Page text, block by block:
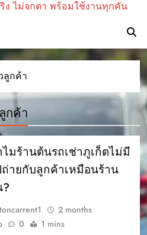
ง ไม่จกตา พร้อมใช้งานทุกคัน
ลูกค้า
กค้า
มร้านต้นรถเช่าภูเก็ตไม่มี
ายกับลูกค้าเหมือนร้าน
toncarrent1
2 months
0 1 mins